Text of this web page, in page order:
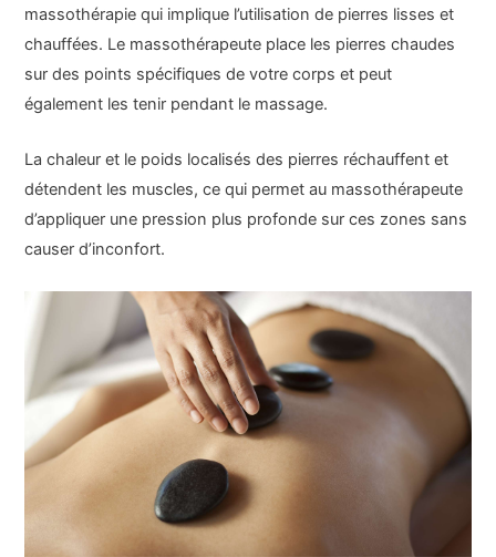
massothérapie qui implique l’utilisation de pierres lisses et
chauffées. Le massothérapeute place les pierres chaudes
sur des points spécifiques de votre corps et peut
également les tenir pendant le massage.
La chaleur et le poids localisés des pierres réchauffent et
détendent les muscles, ce qui permet au massothérapeute
d’appliquer une pression plus profonde sur ces zones sans
causer d’inconfort.